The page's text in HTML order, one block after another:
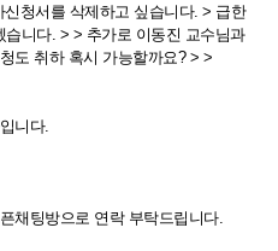
청서를 삭제하고 싶습니다. > 급한
니다. > > 추가로 이동진 교수님과
도 취하 혹시 가능할까요? > >
니다.
채팅방으로 연락 부탁드립니다.